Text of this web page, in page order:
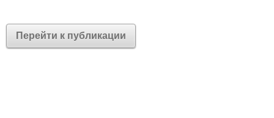
Перейти к публикации